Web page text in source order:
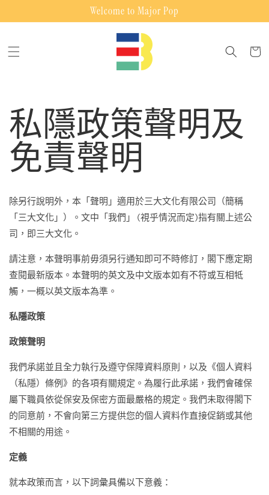
Welcome to Major Pop
物
私隱政策聲明及
免責聲明
除另行說明外，本「聲明」適用於三大文化有限公司（簡稱
「三大文化」）。文中「我們」 (視乎情況而定)指有關上述公
司，即三大文化。
請注意，本聲明事前毋須另行通知即可不時修訂，閣下應定期
查閱最新版本。本聲明的英文及中文版本如有不符或互相牴
觸，一概以英文版本為準。
私隱政策
政策聲明
我們承諾並且全力執行及遵守保障資料原則，以及《個人資料
（私隱）條例》的各項有關規定。為履行此承諾，我們會確保
屬下職員依從保安及保密方面最嚴格的規定。我們未取得閣下
的同意前，不會向第三方提供您的個人資料作直接促銷或其他
不相關的用途。
定義
就本政策而言，以下詞彙具備以下意義：